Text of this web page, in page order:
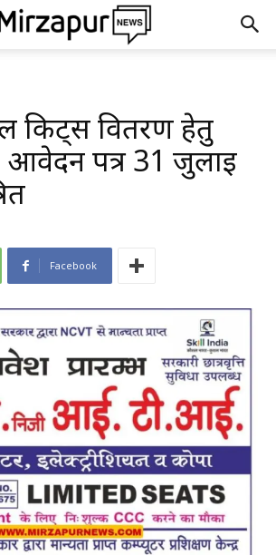
किट्स वितरण हेतु
पत्र 31 जुलाई
Facebook